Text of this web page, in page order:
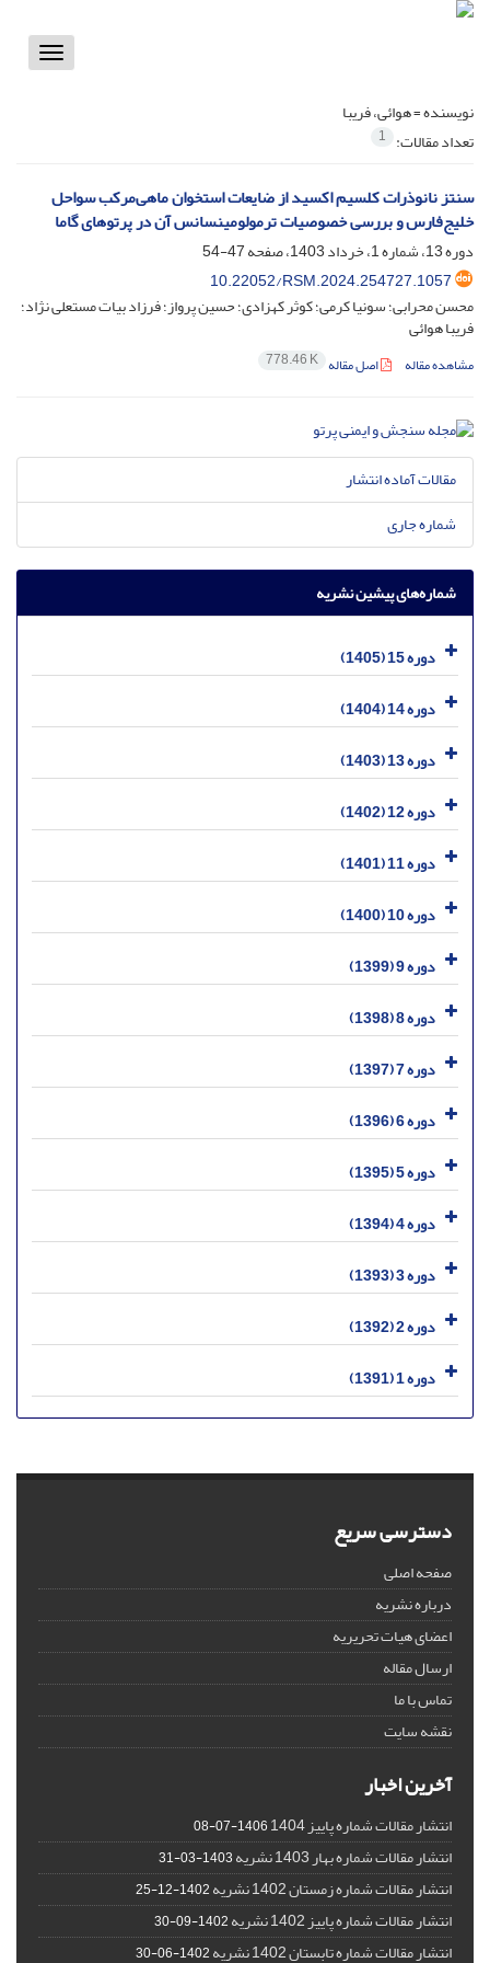
Toggle
نویسنده =هوائی، فریبا
تعداد مقالات: 1
سنتز نانوذرات کلسیم اکسید از ضایعات استخوان ماهی‌مرکب سواحل
خلیج‌فارس و بررسی خصوصیات ترمولومینسانس آن در پرتوهای گاما
دوره 13، شماره 1، خرداد 1403، صفحه
47-54
10.22052/RSM.2024.254727.1057
محسن محرابی؛ سونیا کرمی؛ کوثر کهزادی؛ حسین پرواز؛ فرزاد بیات مستعلی نژاد؛
فریبا هوائی
مشاهده مقاله اصل مقاله 778.46 K
مقالات آماده انتشار
شماره جاری
شماره‌های پیشین نشریه
دوره 15 (1405)
دوره 14 (1404)
دوره 13 (1403)
دوره 12 (1402)
دوره 11 (1401)
دوره 10 (1400)
دوره 9 (1399)
دوره 8 (1398)
دوره 7 (1397)
دوره 6 (1396)
دوره 5 (1395)
دوره 4 (1394)
دوره 3 (1393)
دوره 2 (1392)
دوره 1 (1391)
دسترسی سریع
صفحه اصلی
درباره نشریه
اعضای هیات تحریریه
ارسال مقاله
تماس با ما
نقشه سایت
آخرین اخبار
انتشار مقالات شماره پاییز 1404 1406-07-08
انتشار مقالات شماره بهار 1403 نشریه 1403-03-31
انتشار مقالات شماره زمستان 1402 نشریه 1402-12-25
انتشار مقالات شماره پاییز 1402 نشریه 1402-09-30
انتشار مقالات شماره تابستان 1402 نشریه 1402-06-30